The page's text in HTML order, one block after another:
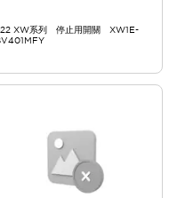
XW系列 停止用開關 XW1E-